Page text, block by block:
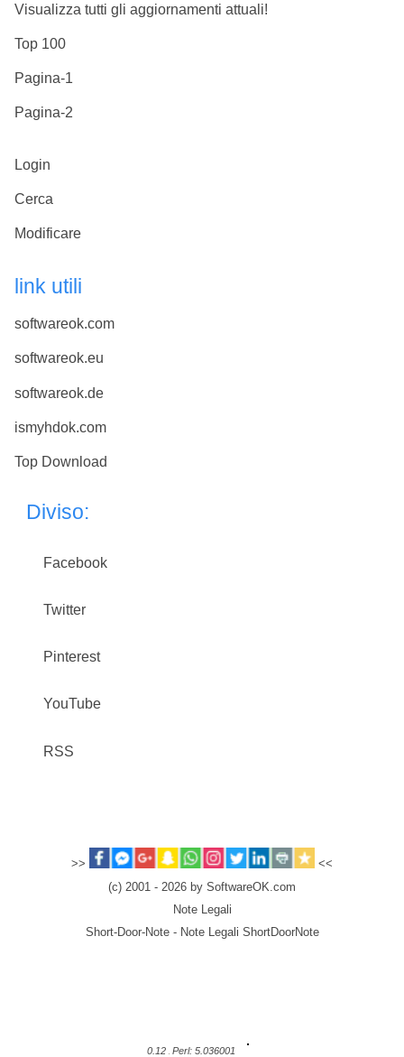
Visualizza tutti gli aggiornamenti attuali!
Top 100
Pagina-1
Pagina-2
Login
Cerca
Modificare
link utili
softwareok.com
softwareok.eu
softwareok.de
ismyhdok.com
Top Download
Diviso:
Facebook
Twitter
Pinterest
YouTube
RSS
>>
<<
(c) 2001 - 2026 by SoftwareOK.com
Note Legali
Short-Door-Note - Note Legali ShortDoorNote
0.12 Perl: 5.036001